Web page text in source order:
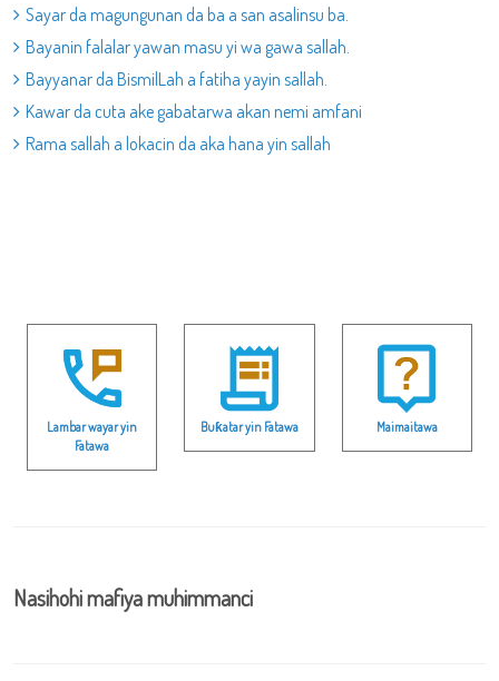
Sayar da magungunan da ba a san asalinsu ba.
Bayanin falalar yawan masu yi wa gawa sallah.
Bayyanar da BismilLah a fatiha yayin sallah.
Kawar da cuta ake gabatarwa akan nemi amfani
Rama sallah a lokacin da aka hana yin sallah
Lambar wayar yin
Fatawa
Buƙatar yin Fatawa Maimaitawa
Nasihohi mafiya muhimmanci